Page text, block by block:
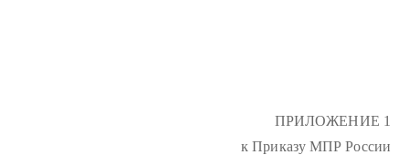
ПРИЛОЖЕНИЕ 1
к Приказу МПР России